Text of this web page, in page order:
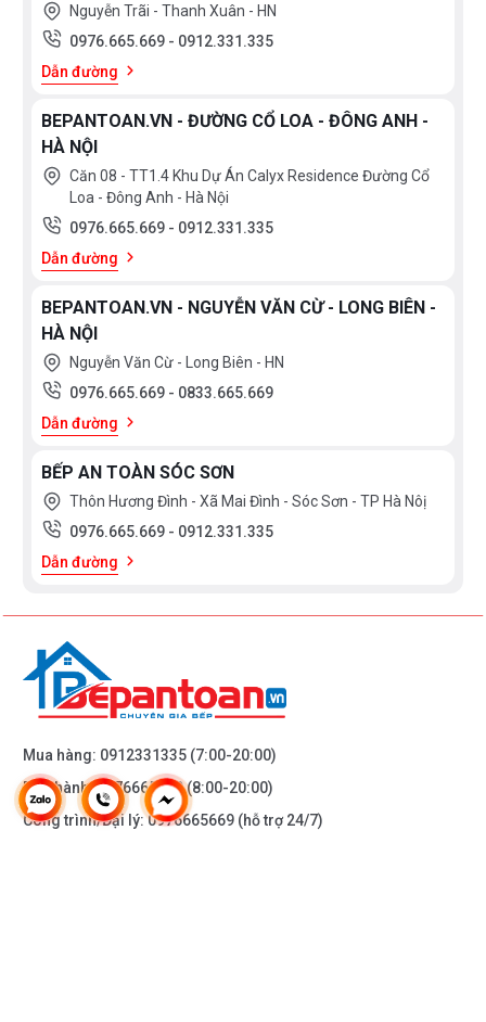
Nguyễn Trãi - Thanh Xuân - HN
0976.665.669 - 0912.331.335
Dẫn đường
BEPANTOAN.VN - ĐƯỜNG CỔ LOA - ĐÔNG ANH -
HÀ NỘI
Căn 08 - TT1.4 Khu Dự Án Calyx Residence Đường Cổ
Loa - Đông Anh - Hà Nội
0976.665.669 - 0912.331.335
Dẫn đường
BEPANTOAN.VN - NGUYỄN VĂN CỪ - LONG BIÊN -
HÀ NỘI
Nguyễn Văn Cừ - Long Biên - HN
0976.665.669 - 0833.665.669
Dẫn đường
BẾP AN TOÀN SÓC SƠN
Thôn Hương Đình - Xã Mai Đình - Sóc Sơn - TP Hà Nôị
0976.665.669 - 0912.331.335
Dẫn đường
Mua hàng: 0912331335 (7:00-20:00)
Bảo hành:0976665669(8:00-20:00)
Công trình/Đại lý:0976665669 (hỗ trợ 24/7)